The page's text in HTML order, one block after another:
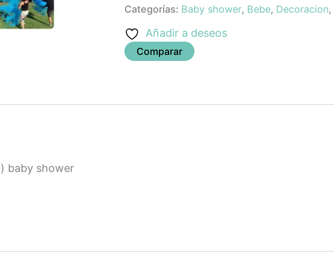
Categorías: Baby shower, Bebe, Decoracion,
Añadir a deseos
Comparar
baby shower